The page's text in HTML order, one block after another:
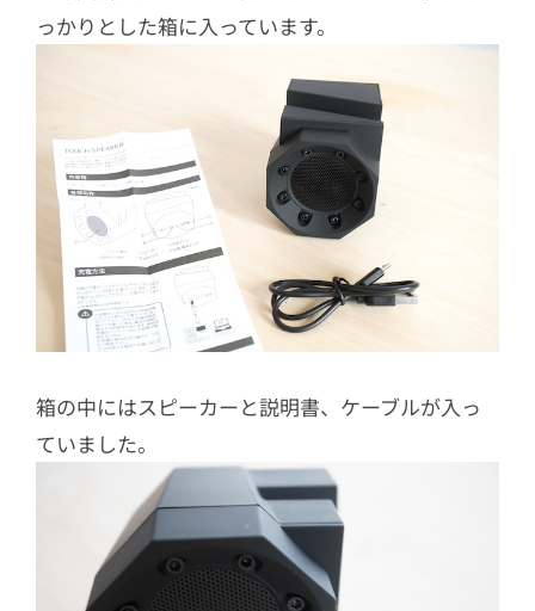
っかりとした箱に入っています。
箱の中にはスピーカーと説明書、ケーブルが入っ
ていました。